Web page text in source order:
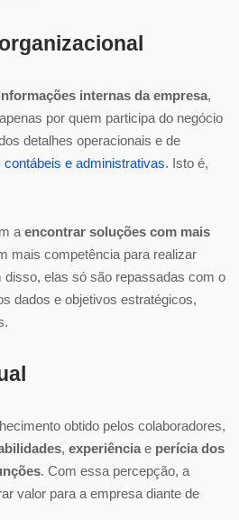
internas da empresa,
por quem participa do negócio
detalhes operacionais e de
contábeis e administrativas. Isto é,
a encontrar soluções com mais
mais competência para realizar
disso, elas só são repassadas com o
dados e objetivos estratégicos,
obtido pelos colaboradores,
, experiência e perícia dos
. Com essa percepção, a
valor para a empresa diante de